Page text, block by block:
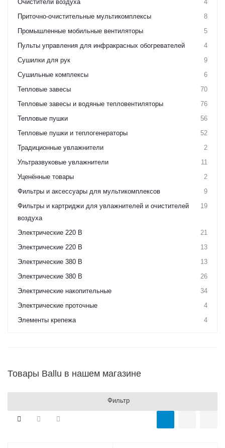
Очистители воздуха
4
Приточно-очистительные мультикомплексы
8
Промышленные мобильные вентиляторы
5
Пульты управления для инфракрасных обогревателей
4
Сушилки для рук
9
Сушильные комплексы
6
Тепловые завесы
70
Тепловые завесы и водяные тепловентиляторы
76
Тепловые пушки
56
Тепловые пушки и теплогенераторы
52
Традиционные увлажнители
2
Ультразвуковые увлажнители
11
Уценённые товары
2
Фильтры и аксессуары для мультикомплексов
9
Фильтры и картриджи для увлажнителей и очистителей
воздуха
19
Электрические 220 В
21
Электрические 220 В
13
Электрические 380 В
13
Электрические 380 В
26
Электрические накопительные
34
Электрические проточные
4
Элементы крепежа
4
Товары Ballu в нашем магазине
Фильтр